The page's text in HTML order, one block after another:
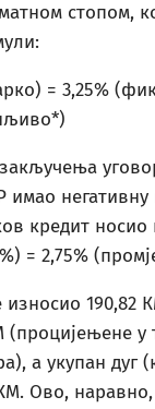
стопом,
= 3,25%
негативну
кредит носио
= 2,75%
износио 190,82
(процијењене у
а укупан дуг
Ово,